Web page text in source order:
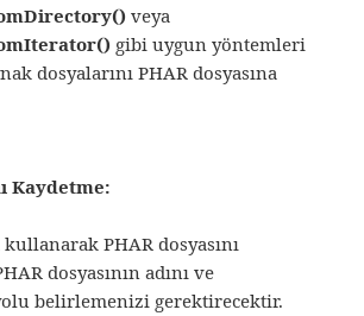
veya
gibi uygun yöntemleri
dosyalarını PHAR dosyasına
Kaydetme:
PHAR dosyasını
dosyasının adını ve
belirlemenizi gerektirecektir.